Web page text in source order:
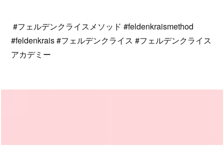
#フェルデンクライスメソッド #feldenkraismethod
#feldenkrais #フェルデンクライス #フェルデンクライス
アカデミー